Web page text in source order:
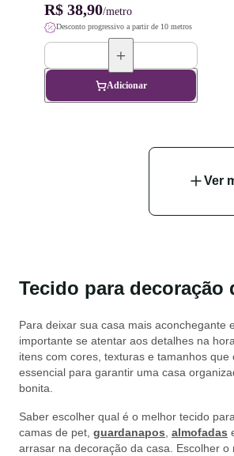
R$ 38,90/metro
Desconto progressivo a partir de 10 metros
Adicionar
Ver
Tecido para decoração
Para deixar sua casa mais aconchegante
importante se atentar aos detalhes na
itens com cores, texturas e tamanhos que
essencial para garantir uma casa
bonita.
Saber escolher qual é o melhor tecido
camas de pet, guardanapos almofadas
arrasar na decoração da casa. Escolher